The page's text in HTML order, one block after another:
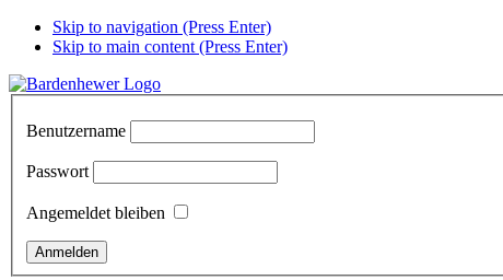
Skip to navigation (Press Enter)
Skip to main content (Press Enter)
Benutzername
Passwort
Angemeldet bleiben